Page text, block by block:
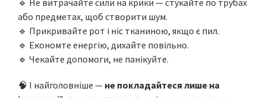
🔹 Не витрачайте сили на крики — стукайте по трубах
або предметах, щоб створити шум.
🔹 Прикривайте рот і ніс тканиною, якщо є пил.
🔹 Економте енергію, дихайте повільно.
🔹 Чекайте допомоги, не панікуйте.
🧠 І найголовніше — не покладайтеся лише на